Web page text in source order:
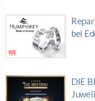
bei
DIE